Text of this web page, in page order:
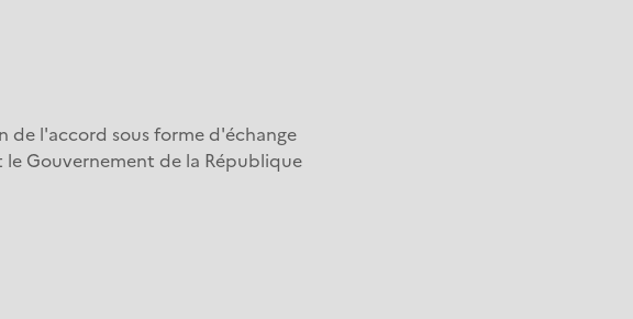
de l'accord sous forme d'échange
Gouvernement de la République